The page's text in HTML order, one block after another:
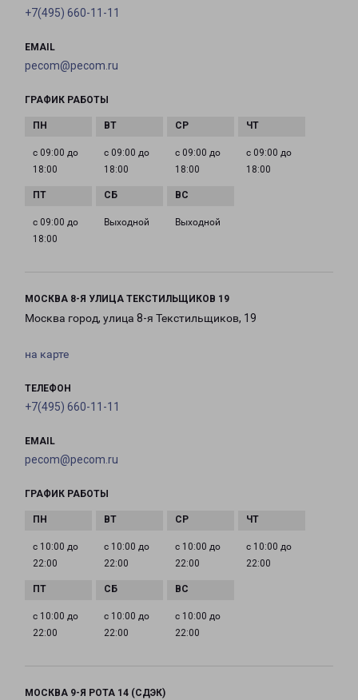
+7(495) 660-11-11
EMAIL
pecom@pecom.ru
ГРАФИК РАБОТЫ
с 09:00 до
18:00
с 09:00 до
18:00
с 09:00 до
18:00
с 09:00 до
18:00
с 09:00 до
18:00
Выходной Выходной
МОСКВА 8-Я УЛИЦА ТЕКСТИЛЬЩИКОВ 19
Москва город, улица 8-я Текстильщиков, 19
на карте
ТЕЛЕФОН
+7(495) 660-11-11
EMAIL
pecom@pecom.ru
ГРАФИК РАБОТЫ
с 10:00 до
22:00
с 10:00 до
22:00
с 10:00 до
22:00
с 10:00 до
22:00
с 10:00 до
22:00
с 10:00 до
22:00
с 10:00 до
22:00
МОСКВА 9-Я РОТА 14 (СДЭК)